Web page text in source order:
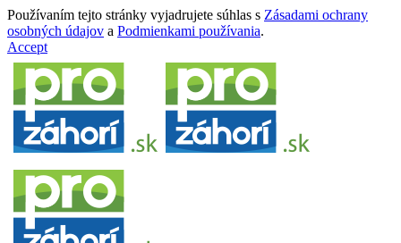
Používaním tejto stránky vyjadrujete súhlas s Zásadami ochrany
osobných údajov a Podmienkami používania.
Accept